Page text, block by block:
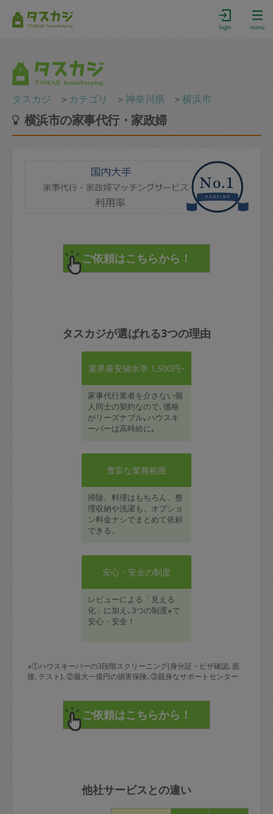
login menu
タスカジ ＞ カテゴリ ＞神奈川県 ＞横浜市
横浜市の家事代行・家政婦
タスカジが選ばれる3つの理由
業界最安値水準 1,500円~
家事代行業者を介さない個
人同士の契約なので､価格
がリーズナブル｡ハウスキ
ーパーは高時給に｡
豊富な業務範囲
掃除、料理はもちろん、整
理収納や洗濯も、オプショ
ン料金ナシでまとめて依頼
できる。
安心・安全の制度
レビューによる「見える
化」に加え､3つの制度※で
安心・安全！
※①ハウスキーパーの3段階スクリーニング(身分証・ビザ確認､面
接､テスト)､②最大一億円の損害保険､③親身なサポートセンター
他社サービスとの違い